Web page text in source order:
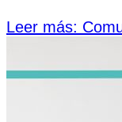
Leer más: